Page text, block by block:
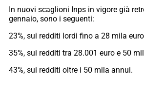
In nuovi scaglioni Inps in vigore già
gennaio, sono i seguenti:
23%, sui redditi lordi fino a 28 mila
35%, sui redditi tra 28.001 euro e 50
43%, sui redditi oltre i 50 mila annui.